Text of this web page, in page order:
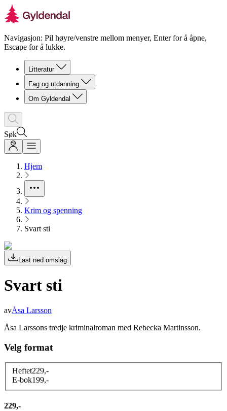
Navigasjon: Pil høyre/venstre mellom menyer, Enter for å åpne,
Escape for å lukke.
Litteratur
Fag og utdanning
Om Gyldendal
Søk
Hjem
Krim og spenning
Svart sti
Last ned omslag
Svart sti
avÅsa Larsson
Åsa Larssons tredje kriminalroman med Rebecka Martinsson.
Velg format
Heftet229,-
E-bok199,-
229,-